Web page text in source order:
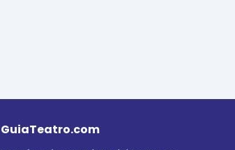
GuiaTeatro.com